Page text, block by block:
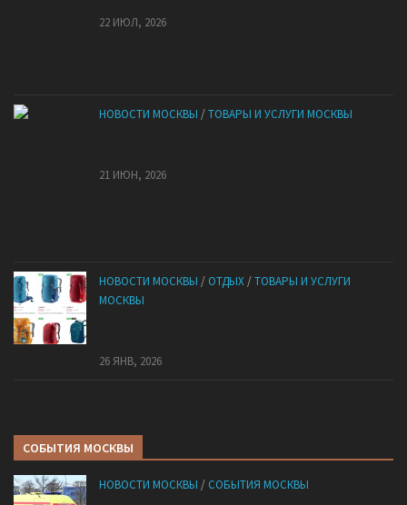
22 ИЮЛ, 2026
НОВОСТИ МОСКВЫ /ТОВАРЫ И УСЛУГИ МОСКВЫ
21 ИЮН, 2026
НОВОСТИ МОСКВЫ / ОТДЫХ/ТОВАРЫ И УСЛУГИ
МОСКВЫ
26 ЯНВ, 2026
СОБЫТИЯ МОСКВЫ
НОВОСТИ МОСКВЫ / СОБЫТИЯ МОСКВЫ